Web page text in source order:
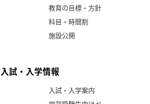
教育の目標・方針
科目・時間割
施設公開
入試・入学情報
入試・入学案内